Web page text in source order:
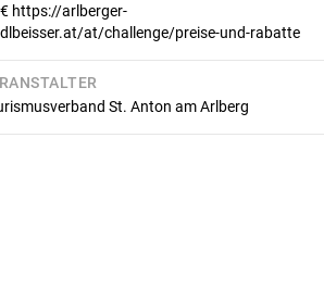
https://arlberger-
at/challenge/preise-und-rabatte
St. Anton am Arlberg